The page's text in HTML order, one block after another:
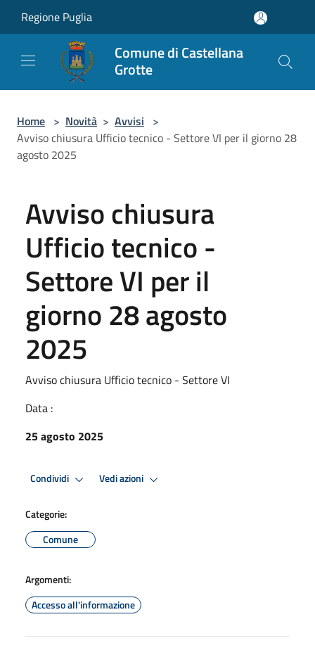
Regione Puglia
Comune di Castellana
Grotte
Home > Novità > Avvisi >
Avviso chiusura Ufficio tecnico - Settore VI per il giorno 28
agosto 2025
Avviso chiusura
Ufficio tecnico -
Settore VI per il
giorno 28 agosto
2025
Avviso chiusura Ufficio tecnico - Settore VI
Data :
25 agosto 2025
Condividi Vedi azioni
Categorie:
Comune
Argomenti:
Accesso all'informazione